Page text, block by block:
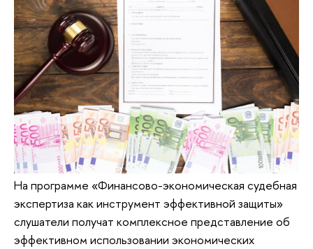
На программе «Финансово-экономическая судебная
экспертиза как инструмент эффективной защиты»
слушатели получат комплексное представление об
эффективном использовании экономических